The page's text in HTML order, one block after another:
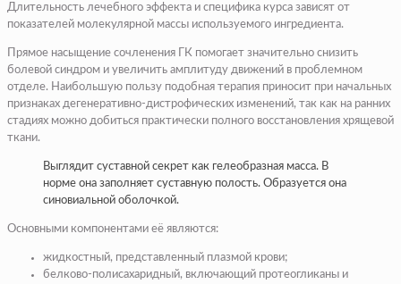
Длительность лечебного эффекта и специфика курса зависят от
показателей молекулярной массы используемого ингредиента.
Прямое насыщение сочленения ГК помогает значительно снизить
болевой синдром и увеличить амплитуду движений в проблемном
отделе. Наибольшую пользу подобная терапия приносит при начальных
признаках дегенеративно-дистрофических изменений, так как на ранних
стадиях можно добиться практически полного восстановления хрящевой
ткани.
Выглядит суставной секрет как гелеобразная масса. В
норме она заполняет суставную полость. Образуется она
синовиальной оболочкой.
Основными компонентами её являются:
жидкостный, представленный плазмой крови;
белково-полисахаридный, включающий протеогликаны и